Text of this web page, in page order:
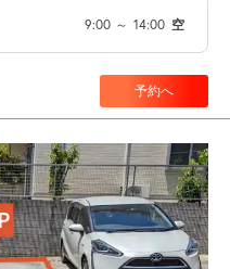
9:00 ～ 14:00 空
予約へ